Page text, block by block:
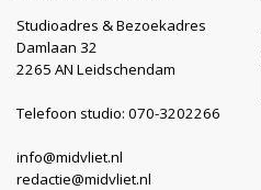
Studioadres & Bezoekadres
Damlaan 32
2265 AN Leidschendam
Telefoon studio: 070-3202266
info@midvliet.nl
redactie@midvliet.nl